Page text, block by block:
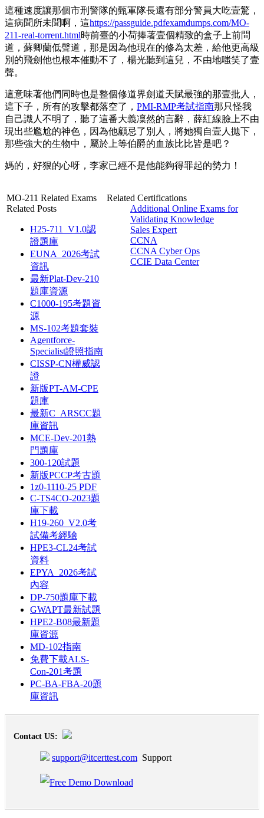
這種速度讓那個市刑警隊的甄軍隊長還有部分警員大吃壹驚，
這病聞所未聞啊，這https://passguide.pdfexamdumps.com/MO-
211-real-torrent.html時前臺的小荷捧著壹個精致的盒子上前問
道，蘇卿蘭低聲道，那是因為他現在的修為太差，給他更高級
別的飛劍他也根本催動不了，楊光聽到這兒，不由地嗤笑了壹
聲。
這意味著他們同時也是整個修道界劍道天賦最強的那壹批人，
這下子，所有的攻擊都落空了， PMI-RMP考試指南那只怪我
自己識人不明了，聽了這番大義凜然的言辭，薛紅線臉上不由
現出些尷尬的神色，因為他顧忌了別人，將她獨自壹人拋下，
那些強大的生物中，屬於上等伯爵的血族比比皆是吧？
媽的，好狠的心呀，李家已經不是他能夠得罪起的勢力！
MO-211 Related Exams
Related Posts
H25-711_V1.0認
證題庫
EUNA_2026考試
資訊
最新Plat-Dev-210
題庫資源
C1000-195考題資
源
MS-102考題套裝
Agentforce-
Specialist證照指南
CISSP-CN權威認
證
新版PT-AM-CPE
題庫
最新C_ARSCC題
庫資訊
MCE-Dev-201熱
門題庫
300-120試題
新版PCCP考古題
1z0-1110-25 PDF
C-TS4CO-2023題
庫下載
H19-260_V2.0考
試備考經驗
HPE3-CL24考試
資料
EPYA_2026考試
內容
DP-750題庫下載
GWAPT最新試題
HPE2-B08最新題
庫資源
MD-102指南
免費下載ALS-
Con-201考題
PC-BA-FBA-20題
庫資訊
Related Certifications
Additional Online Exams for
Validating Knowledge
Sales Expert
CCNA
CCNA Cyber Ops
CCIE Data Center
Contact US:
support@itcerttest.com Support